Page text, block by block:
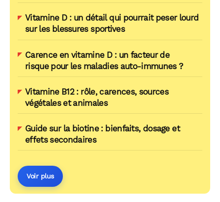
Vitamine D : un détail qui pourrait peser lourd
sur les blessures sportives
Carence en vitamine D : un facteur de
risque pour les maladies auto-immunes ?
Vitamine B12 : rôle, carences, sources
végétales et animales
Guide sur la biotine : bienfaits, dosage et
effets secondaires
Voir plus